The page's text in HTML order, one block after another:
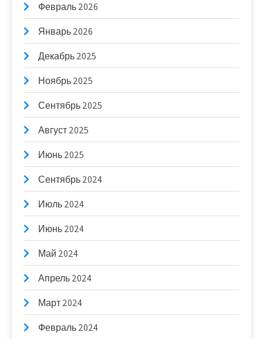
Февраль 2026
Январь 2026
Декабрь 2025
Ноябрь 2025
Сентябрь 2025
Август 2025
Июнь 2025
Сентябрь 2024
Июль 2024
Июнь 2024
Май 2024
Апрель 2024
Март 2024
Февраль 2024